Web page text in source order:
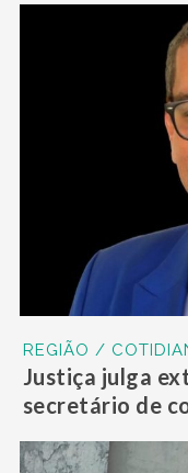
REGIÃO /
Justiça julga
secretário de